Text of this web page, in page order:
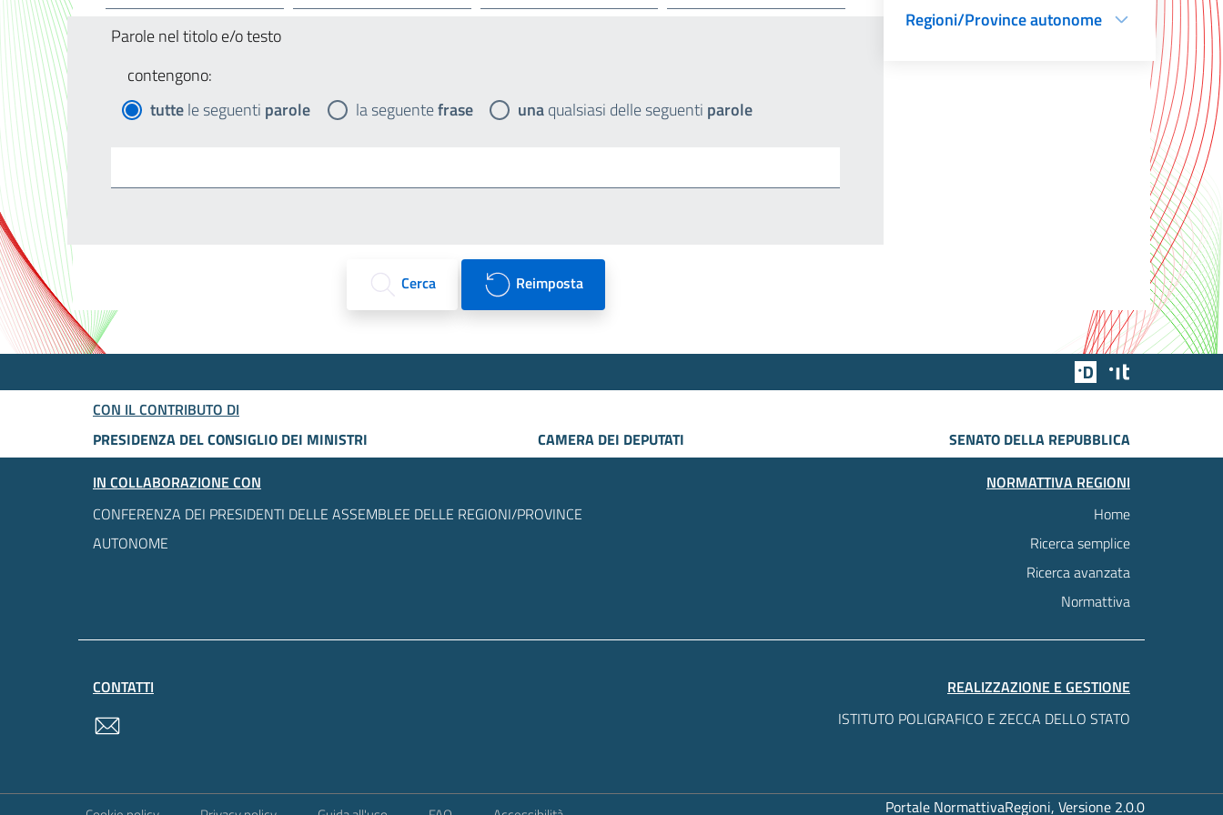
Parole nel titolo e/o testo
contengono:
tuttele seguenti parole la seguentefrase unaqualsiasi delle seguenti parole
Cerca Reimposta
Regioni/Province autonome
Team Digitale
CON IL CONTRIBUTO DI
PRESIDENZA DEL CONSIGLIO DEI MINISTRI
CAMERA DEI DEPUTATI
SENATO DELLA REPUBBLICA
IN COLLABORAZIONE CON
CONFERENZA DEI PRESIDENTI DELLE ASSEMBLEE DELLE REGIONI/PROVINCE
AUTONOME
NORMATTIVA REGIONI
Home
Ricerca semplice
Ricerca avanzata
Normattiva
CONTATTI
REALIZZAZIONE E GESTIONE
ISTITUTO POLIGRAFICO E ZECCA DELLO STATO
Portale NormattivaRegioni, Versione 2.0.0